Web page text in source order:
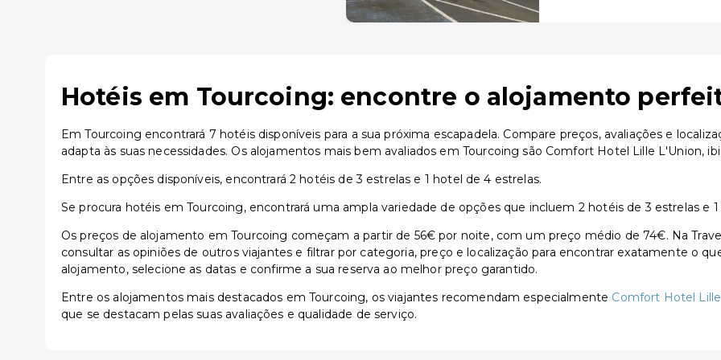
Hotéis em Tourcoing: encontre o alojamento
Em Tourcoing encontrará 7 hotéis disponíveis para a sua próxima escapadela. Compare preços, avaliações e
adapta às suas necessidades. Os alojamentos mais bem avaliados em Tourcoing são Comfort Hotel Lille L'Union,
Entre as opções disponíveis, encontrará 2 hotéis de 3 estrelas e 1 hotel de 4 estrelas.
Se procura hotéis em Tourcoing, encontrará uma ampla variedade de opções que incluem 2 hotéis de 3 estrelas e
Os preços de alojamento em Tourcoing começam a partir de 56€ por noite, com um preço médio de 74€. Na
consultar as opiniões de outros viajantes e filtrar por categoria, preço e localização para encontrar exatamente o
alojamento, selecione as datas e confirme a sua reserva ao melhor preço garantido.
Entre os alojamentos mais destacados em Tourcoing, os viajantes recomendam especialmente Comfort Hotel
que se destacam pelas suas avaliações e qualidade de serviço.